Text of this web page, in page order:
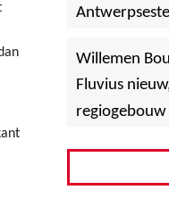
Willemen
Fluvius